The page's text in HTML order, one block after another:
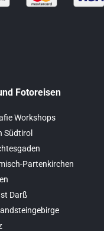
Fotoreisen
Workshops
Südtirol
Partenkirchen
Darß